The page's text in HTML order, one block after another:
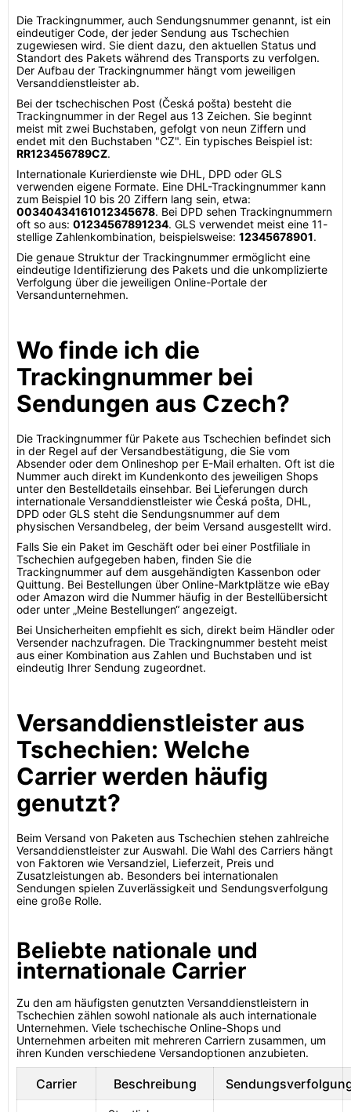
Die Trackingnummer, auch Sendungsnummer genannt, ist ein
eindeutiger Code, der jeder Sendung aus Tschechien
zugewiesen wird. Sie dient dazu, den aktuellen Status und
Standort des Pakets während des Transports zu verfolgen.
Der Aufbau der Trackingnummer hängt vom jeweiligen
Versanddienstleister ab.
Bei der tschechischen Post (Česká pošta) besteht die
Trackingnummer in der Regel aus 13 Zeichen. Sie beginnt
meist mit zwei Buchstaben, gefolgt von neun Ziffern und
endet mit den Buchstaben "CZ". Ein typisches Beispiel ist:
RR123456789CZ.
Internationale Kurierdienste wie DHL, DPD oder GLS
verwenden eigene Formate. Eine DHL-Trackingnummer kann
zum Beispiel 10 bis 20 Ziffern lang sein, etwa:
00340434161012345678. Bei DPD sehen Trackingnummern
oft so aus: 01234567891234. GLS verwendet meist eine 11-
stellige Zahlenkombination, beispielsweise: 12345678901.
Die genaue Struktur der Trackingnummer ermöglicht eine
eindeutige Identifizierung des Pakets und die unkomplizierte
Verfolgung über die jeweiligen Online-Portale der
Versandunternehmen.
Wo finde ich die
Trackingnummer bei
Sendungen aus Czech?
Die Trackingnummer für Pakete aus Tschechien befindet sich
in der Regel auf der Versandbestätigung, die Sie vom
Absender oder dem Onlineshop per E-Mail erhalten. Oft ist die
Nummer auch direkt im Kundenkonto des jeweiligen Shops
unter den Bestelldetails einsehbar. Bei Lieferungen durch
internationale Versanddienstleister wie Česká pošta, DHL,
DPD oder GLS steht die Sendungsnummer auf dem
physischen Versandbeleg, der beim Versand ausgestellt wird.
Falls Sie ein Paket im Geschäft oder bei einer Postfiliale in
Tschechien aufgegeben haben, finden Sie die
Trackingnummer auf dem ausgehändigten Kassenbon oder
Quittung. Bei Bestellungen über Online-Marktplätze wie eBay
oder Amazon wird die Nummer häufig in der Bestellübersicht
oder unter „Meine Bestellungen“ angezeigt.
Bei Unsicherheiten empfiehlt es sich, direkt beim Händler oder
Versender nachzufragen. Die Trackingnummer besteht meist
aus einer Kombination aus Zahlen und Buchstaben und ist
eindeutig Ihrer Sendung zugeordnet.
Versanddienstleister aus
Tschechien: Welche
Carrier werden häufig
genutzt?
Beim Versand von Paketen aus Tschechien stehen zahlreiche
Versanddienstleister zur Auswahl. Die Wahl des Carriers hängt
von Faktoren wie Versandziel, Lieferzeit, Preis und
Zusatzleistungen ab. Besonders bei internationalen
Sendungen spielen Zuverlässigkeit und Sendungsverfolgung
eine große Rolle.
Beliebte nationale und
internationale Carrier
Zu den am häufigsten genutzten Versanddienstleistern in
Tschechien zählen sowohl nationale als auch internationale
Unternehmen. Viele tschechische Online-Shops und
Unternehmen arbeiten mit mehreren Carriern zusammen, um
ihren Kunden verschiedene Versandoptionen anzubieten.
Carrier Beschreibung